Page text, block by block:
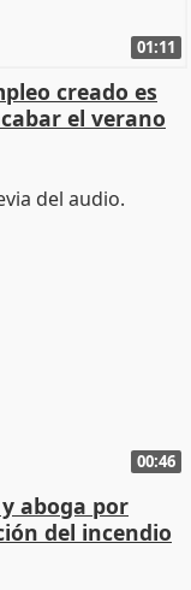
01:11
creado es
el verano
00:46
aboga por
del incendio